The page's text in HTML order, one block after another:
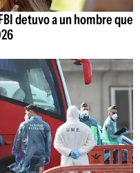
detuvo a un hombre que